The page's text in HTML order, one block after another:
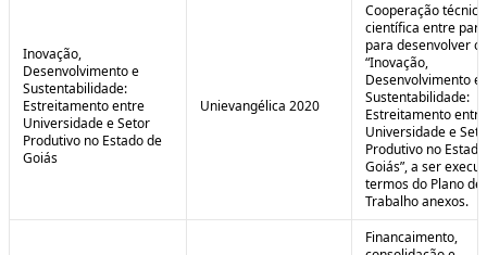
Inovação,
Desenvolvimento e
Sustentabilidade:
Estreitamento entre
Universidade e Setor
Produtivo no Estado de
Goiás
Unievangélica 2020
Cooperação
científica entre
para desenvolver o
“Inovação,
Desenvolvimento e
Sustentabilidade:
Estreitamento entre
Universidade e
Produtivo no
Goiás”, a ser
termos do Plano de
Trabalho anexos.
Financaimento,